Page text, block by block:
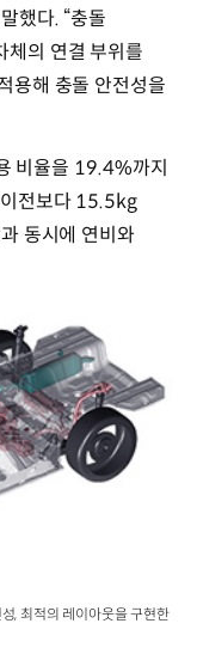
했다. “충돌
체의 연결 부위를
용해 충돌 안전성을
비율을 19.4%까지
전보다 15.5kg
동시에 연비와
, 최적의 레이아웃을 구현한